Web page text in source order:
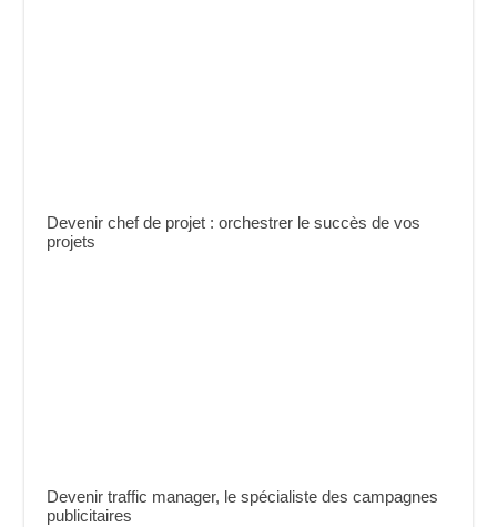
Devenir chef de projet : orchestrer le succès de vos
projets
Devenir traffic manager, le spécialiste des campagnes
publicitaires